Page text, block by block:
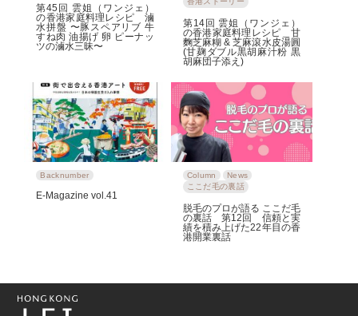
第45回 雲姐（ワンジェ）
の香港家庭料理レシピ 滷
水拼盤 〜豚スペアリブ 牛
すね肉 油揚げ 卵 ピーナッ
ツの滷水三昧〜
第14回 雲姐（ワンジェ）
の香港家庭料理レシピ＿甘
麴芝麻糊 & 芝麻滾水皮湯圓
(甘麹ダブル黒胡麻汁粉 黒
胡麻団子添え)
Backnumber
E-Magazine vol.41
Column
News
ここだ毛の裏話
脱毛のプロが語る ここだ毛
の裏話 第12回 信頼と実
績を積み上げた22年目の香
港開業裏話